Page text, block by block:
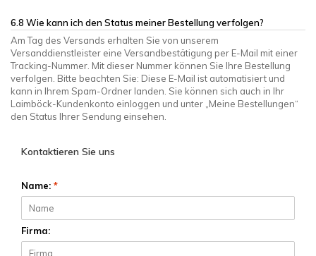
6.8 Wie kann ich den Status meiner Bestellung verfolgen?
Am Tag des Versands erhalten Sie von unserem
Versanddienstleister eine Versandbestätigung per E-Mail mit einer
Tracking-Nummer. Mit dieser Nummer können Sie Ihre Bestellung
verfolgen. Bitte beachten Sie: Diese E-Mail ist automatisiert und
kann in Ihrem Spam-Ordner landen. Sie können sich auch in Ihr
Laimböck-Kundenkonto einloggen und unter „Meine Bestellungen“
den Status Ihrer Sendung einsehen.
Kontaktieren Sie uns
Name: *
Firma: